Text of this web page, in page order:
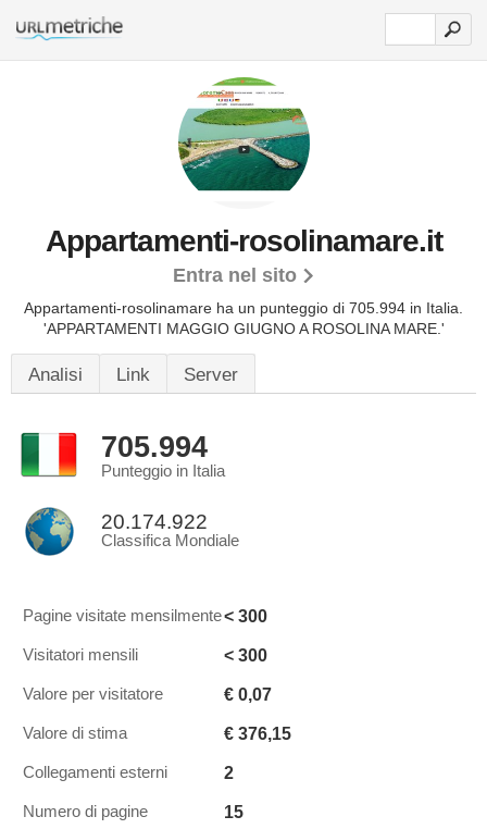
Appartamenti-rosolinamare.it
Entra nel sito
Appartamenti-rosolinamare ha un punteggio di 705.994 in Italia.
'APPARTAMENTI MAGGIO GIUGNO A ROSOLINA MARE.'
Analisi Link Server
705.994
Punteggio in Italia
20.174.922
Classifica Mondiale
Pagine visitate mensilmente< 300
Visitatori mensili < 300
Valore per visitatore € 0,07
Valore di stima € 376,15
Collegamenti esterni 2
Numero di pagine 15